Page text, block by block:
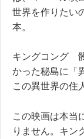
世界を作りたい
本。
キングコング
かった秘島に「
この異世界の住
この映画は本当
りません。キン